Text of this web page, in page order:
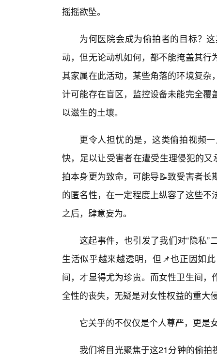
摇摇欲坠。
为何医院会成为偷拍者的目标？
动，但无论动机如何，都不能掩盖其
其家属在此活动，某些角落的环境复
计可能存在盲区，监控设备未能完全
以滋生的土壤。
更令人担忧的是，这类偷拍视频
快，足以让受害者在遭受生理侵犯的
拍本身更为致命，可能导📝致受害者
的匿名性，在一定程度上纵容了这些
之后，肆意妄为。
这起事件，也引发了我们对“隐私
生活似乎越来越透明，但📌也正因如
间，才显得尤为珍贵。而女性卫生间
全性的丧失，无疑是对女性权益的重大
它关乎的不仅仅是个人尊严，更是
我们将目光聚焦于这21分钟的偷